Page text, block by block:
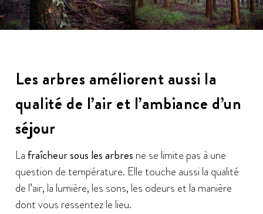
Les arbres améliorent aussi la
qualité de l’air et l’ambiance d’un
séjour
Lafraîcheur sous les arbres ne se limite pas à une
question de température. Elle touche aussi la qualité
de l’air, la lumière, les sons, les odeurs et la manière
dont vous ressentez le lieu.